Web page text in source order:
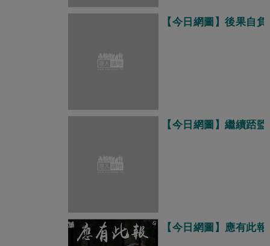
【今日網圖】後果自負
【今日網圖】繼續踎監
【今日網圖】應有此報